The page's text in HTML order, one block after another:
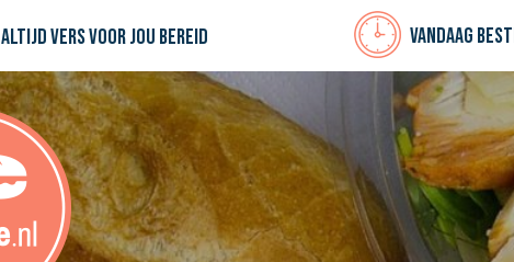
Altijd vers voor jou bereid Vandaag